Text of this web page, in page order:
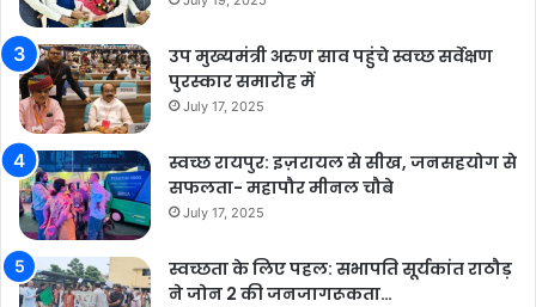
उप मुख्यमंत्री अरुण साव पहुंचे स्वच्छ सर्वेक्षण
पुरस्कार समारोह में
July 17, 2025
स्वच्छ रायपुर: इज़रायल से सीख, जनसहयोग से
सफलता- महापौर मीनल चौबे
July 17, 2025
स्वच्छता के लिए पहल: सभापति सूर्यकांत राठौड़
ने जोन 2 की जनजागरूकता…